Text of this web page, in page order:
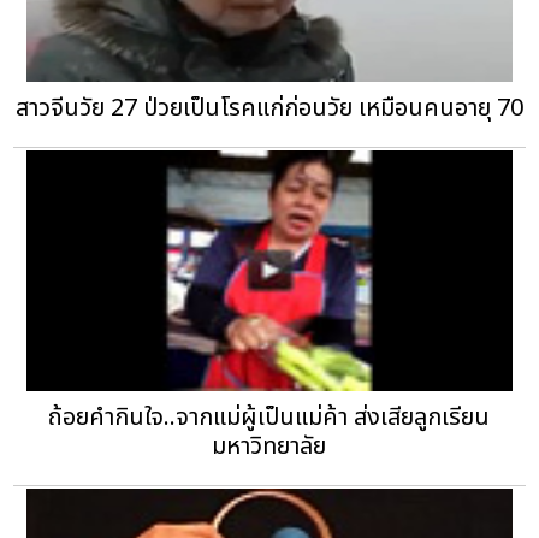
สาวจีนวัย 27 ป่วยเป็นโรคแก่ก่อนวัย เหมือนคนอายุ 70
ถ้อยคำกินใจ..จากแม่ผู้เป็นแม่ค้า ส่งเสียลูกเรียน
มหาวิทยาลัย